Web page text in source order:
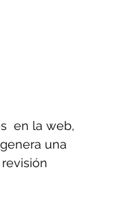
en la web,
una